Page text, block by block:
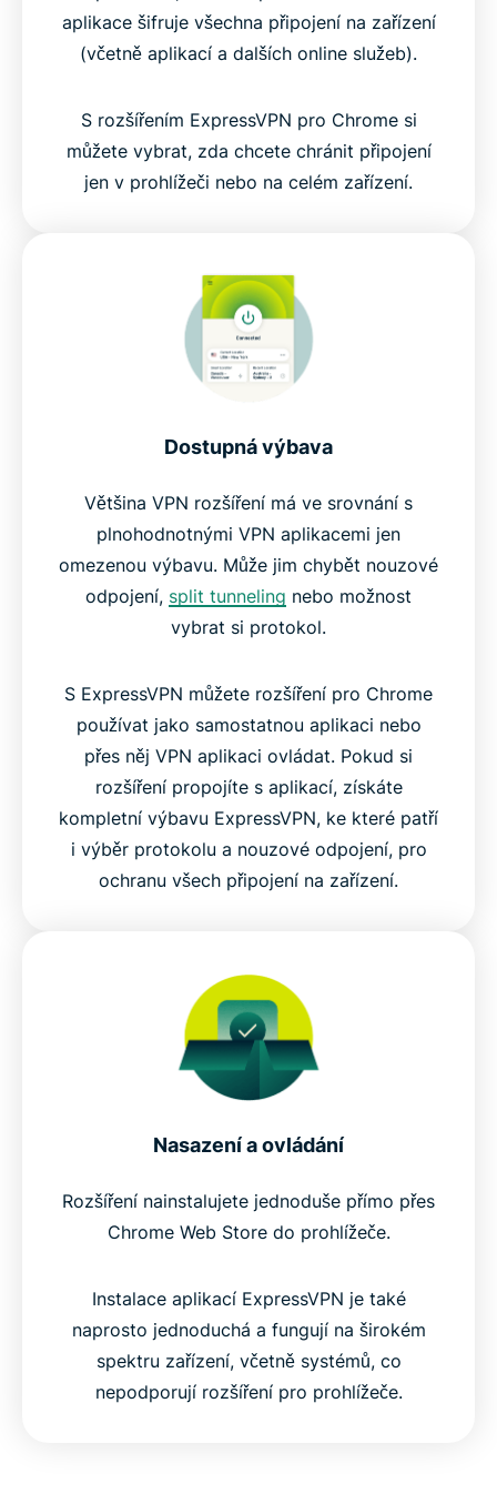
aplikace šifruje všechna připojení na zařízení
(včetně aplikací a dalších online služeb).
S rozšířením ExpressVPN pro Chrome si
můžete vybrat, zda chcete chránit připojení
jen v prohlížeči nebo na celém zařízení.
Dostupná výbava
Většina VPN rozšíření má ve srovnání s
plnohodnotnými VPN aplikacemi jen
omezenou výbavu. Může jim chybět nouzové
odpojení, split tunneling nebo možnost
vybrat si protokol.
S ExpressVPN můžete rozšíření pro Chrome
používat jako samostatnou aplikaci nebo
přes něj VPN aplikaci ovládat. Pokud si
rozšíření propojíte s aplikací, získáte
kompletní výbavu ExpressVPN, ke které patří
i výběr protokolu a nouzové odpojení, pro
ochranu všech připojení na zařízení.
Nasazení a ovládání
Rozšíření nainstalujete jednoduše přímo přes
Chrome Web Store do prohlížeče.
Instalace aplikací ExpressVPN je také
naprosto jednoduchá a fungují na širokém
spektru zařízení, včetně systémů, co
nepodporují rozšíření pro prohlížeče.